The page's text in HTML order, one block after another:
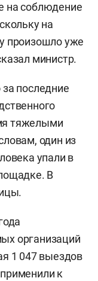
на соблюдение
на
произошло уже
министр.
последние
тяжелыми
один из
упали в
В
организаций
1 047 выездов
к